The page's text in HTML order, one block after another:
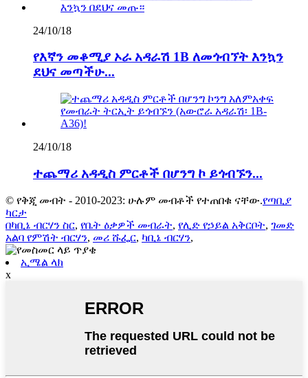
24/10/18
የእኛን መቆሚያ ኦራ አዳራሽ 1B ለመጎብኘት እንኳን
ደህና መጣችሁ...
24/10/18
ተጨማሪ አዳዲስ ምርቶች በሆንግ ኮ ይጎብኙን...
© የቅጂ መብት - 2010-2023: ሁሉም መብቶች የተጠበቁ ናቸው.የጣቢያ
ካርታ
በካቢኔ ብርሃን ስር, የቤት ዕቃዎች መብራት, የሊድ የኃይል አቅርቦት, ገመድ
አልባ የምሽት ብርሃን, መሪ ሹፌር, ካቢኔ ብርሃን,
ኢሜል ላክ
x